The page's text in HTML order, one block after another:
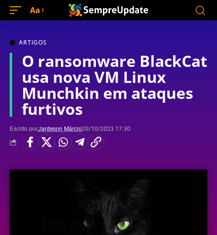
Aa
ARTIGOS
O ransomware BlackCat
usa nova VM Linux
Munchkin em ataques
furtivos
Escrito porJardeson Márcio20/10/2023 17:30